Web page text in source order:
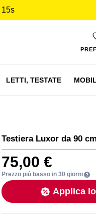
14s
LETTI, TESTATE
Testiera Luxor da 90
75,00 €
Prezzo più basso in 30 giorni
Applica